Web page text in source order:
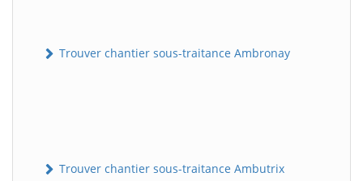
Trouver chantier sous-traitance Ambronay
Trouver chantier sous-traitance Ambutrix